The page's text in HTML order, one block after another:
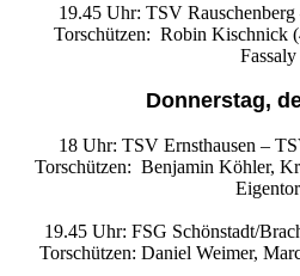
19.45 Uhr: TSV
Torschützen: Robin Kischnick
Fassaly
Donnerstag,
18 Uhr: TSV Ernsthausen –
Torschützen: Benjamin Köhler,
Eigentor
19.45 Uhr: FSG Schönstadt/
Torschützen: Daniel Weimer,